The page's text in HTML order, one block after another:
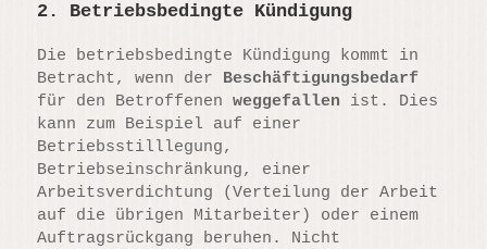
2. Betriebsbedingte Kündigung
Die betriebsbedingte Kündigung kommt in
Betracht, wenn der Beschäftigungsbedarf
für den Betroffenenweggefallen ist. Dies
kann zum Beispiel auf einer
Betriebsstilllegung,
Betriebseinschränkung, einer
Arbeitsverdichtung (Verteilung der Arbeit
auf die übrigen Mitarbeiter) oder einem
Auftragsrückgang beruhen. Nicht